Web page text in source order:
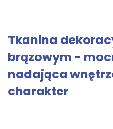
Tkanina
brązowym -
nadająca
charakter